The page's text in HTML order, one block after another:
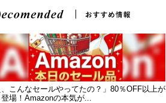
こんなセールやってたの？」80％OFF以上が
場！Amazonの本気が...